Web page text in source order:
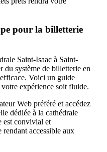
pour la billetterie
Saint-Isaac à Saint-
du système de billetterie en
Voici un guide
expérience soit fluide.
Web préféré et accédez
dédiée à la cathédrale
est convivial et
rendant accessible aux